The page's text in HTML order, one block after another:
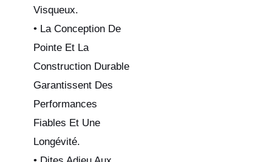
Visqueux.
• La Conception De
Pointe Et La
Construction Durable
Garantissent Des
Performances
Fiables Et Une
Longévité.